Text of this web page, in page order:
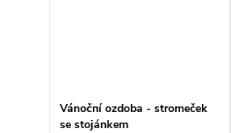
Vánoční ozdoba - stromeček
se stojánkem